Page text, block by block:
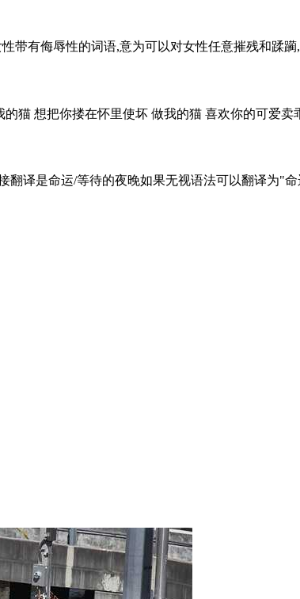
带有侮辱性的词语,意为可以对女性任意摧残和蹂
猫 想把你搂在怀里使坏 做我的猫 喜欢你的可爱卖
翻译是命运/等待的夜晚如果无视语法可以翻译为"